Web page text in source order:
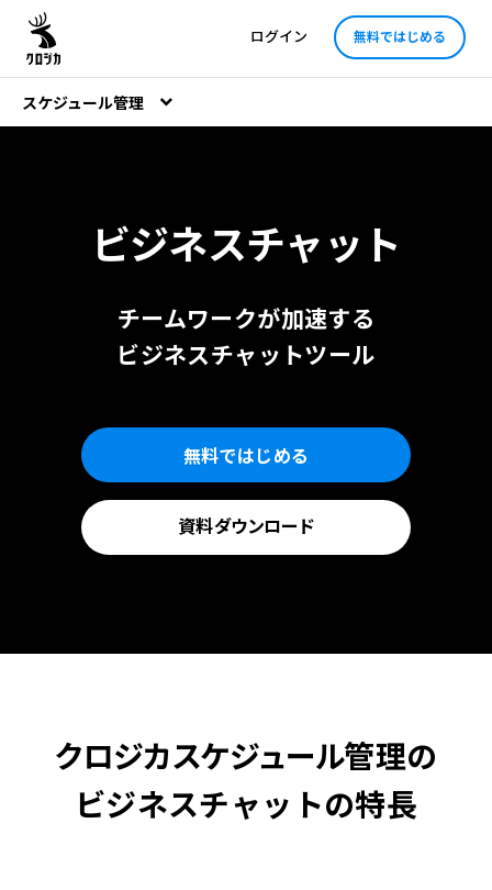
ログイン 無料ではじめる
スケジュール管理
ビジネスチャット
チームワークが加速する
ビジネスチャットツール
無料ではじめる
資料ダウンロード
クロジカスケジュール管理の
ビジネスチャットの特長